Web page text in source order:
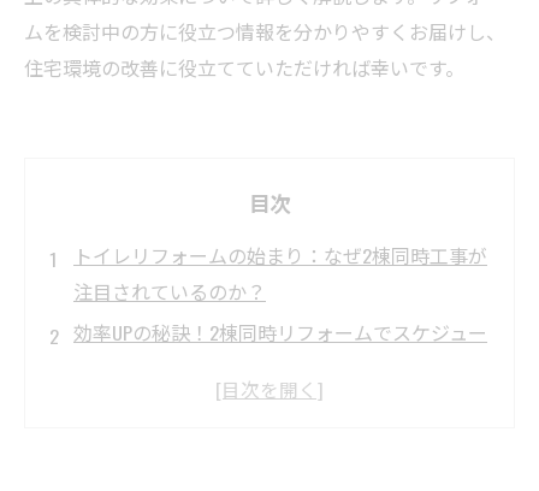
ムを検討中の方に役立つ情報を分かりやすくお届けし、
住宅環境の改善に役立てていただければ幸いです。
目次
トイレリフォームの始まり：なぜ2棟同時工事が
注目されているのか？
効率UPの秘訣！2棟同時リフォームでスケジュー
快適を追求！トイレとセットで行うクッション